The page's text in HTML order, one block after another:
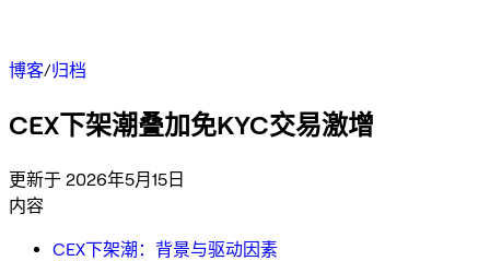
博客/归档
CEX下架潮叠加免KYC交易激增
更新于 2026年5月15日
内容
CEX下架潮：背景与驱动因素